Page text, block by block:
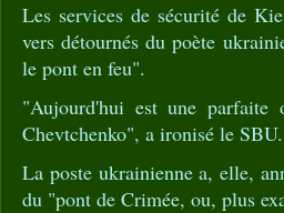
Les services de sécurité de
vers détournés du poète
le pont en feu".
"Aujourd'hui est une parfaite
Chevtchenko", a ironisé le SBU.
La poste ukrainienne a, elle,
du "pont de Crimée, ou, plus